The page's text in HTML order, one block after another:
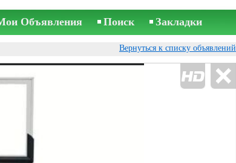
Объявления Поиск Закладки
Вернуться к списку объявлений